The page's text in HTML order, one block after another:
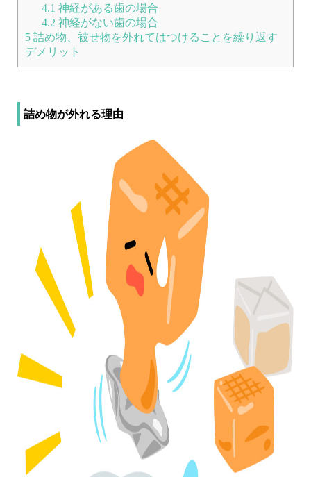
4.1 神経がある歯の場合
4.2 神経がない歯の場合
5 詰め物、被せ物を外れてはつけることを繰り返す
デメリット
詰め物が外れる理由